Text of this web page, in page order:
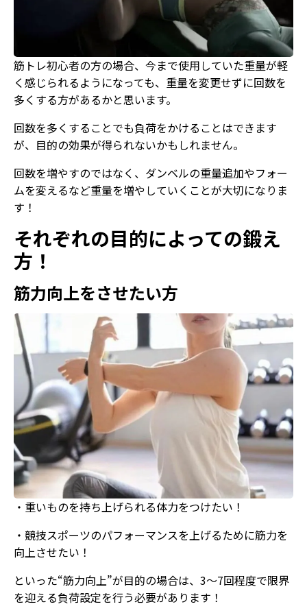
筋トレ初心者の方の場合、今まで使用していた重量が軽
く感じられるようになっても、重量を変更せずに回数を
多くする方があるかと思います。
回数を多くすることでも負荷をかけることはできます
が、目的の効果が得られないかもしれません。
回数を増やすのではなく、ダンベルの重量追加やフォー
ムを変えるなど重量を増やしていくことが大切になりま
す！
それぞれの目的によっての鍛え
方！
筋力向上をさせたい方
・重いものを持ち上げられる体力をつけたい！
・競技スポーツのパフォーマンスを上げるために筋力を
向上させたい！
といった“筋力向上”が目的の場合は、3〜7回程度で限界
を迎える負荷設定を行う必要があります！